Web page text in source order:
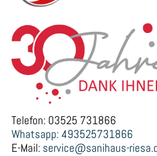
Telefon: 03525 731866
Whatsapp: 493525731866
E-Mail: service@sanihaus-